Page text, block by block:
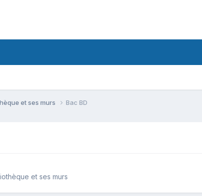
et ses murs Bac BD
et ses murs